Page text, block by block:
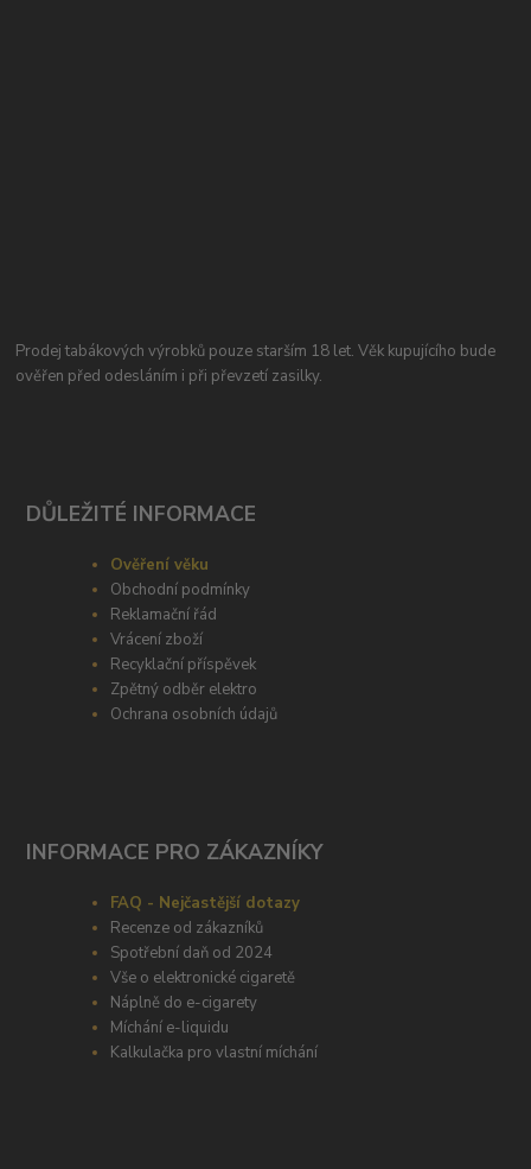
Prodej tabákových výrobků pouze starším 18 let. Věk kupujícího bude
ověřen před odesláním i při převzetí zasilky.
DŮLEŽITÉ INFORMACE
Ověření věku
Obchodní podmínky
Reklamační řád
Vrácení zboží
Recyklační příspěvek
Zpětný odběr elektro
Ochrana osobních údajů
INFORMACE PRO ZÁKAZNÍKY
FAQ - Nejčastější dotazy
Recenze od zákazníků
Spotřební daň od 2024
Vše o elektronické cigaretě
Náplně do e-cigarety
Míchání e-liquidu
Kalkulačka pro vlastní míchání